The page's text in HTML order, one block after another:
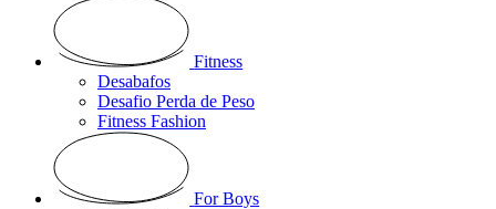
Fitness
Desabafos
Desafio Perda de Peso
Fitness Fashion
For Boys